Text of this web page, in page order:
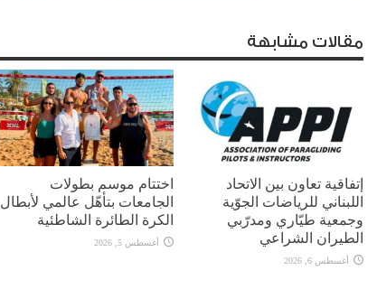
مقالات مشابهة
إتفاقية تعاون بين الاتحاد
اللبناني للرياضات الجوّية
وجمعية طيّاري ومدرّبي
الطيران الشراعي
أغسطس 6, 2026
اختتام موسم بطولات
الجامعات بتأهّل عالمي لأبطال
الكرة الطائرة الشاطئية
أغسطس 5, 2026